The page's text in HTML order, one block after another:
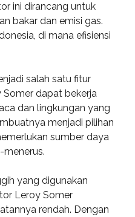
ini dirancang untuk
bakar dan emisi gas.
di mana efisiensi
salah satu fitur
dapat bekerja
dan lingkungan yang
menjadi pilihan
sumber daya
yang digunakan
Leroy Somer
rendah. Dengan